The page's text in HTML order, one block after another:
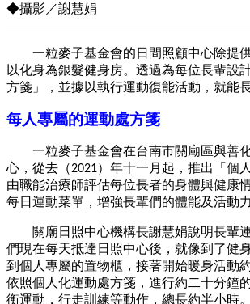
◆攝影／謝慧娟
一粒麥子基金會的日間照顧中心除提
以化身為銀髮健身房。透過為每位長輩設
方箋」，並據以執行運動復能活動，就能
每人專屬的運動處方箋
一粒麥子基金會在台南市關廟區與善
心，從去（2021）年十一月起，推出「個
由職能治療師評估每位長者的身體與健康
每日運動菜單，增強長輩們的體能及活動力
關廟日照中心機構長謝慧娟說明長輩
們現在每天抵達日照中心後，就像到了健
到個人專屬的置物櫃，接著開始暖身活動
依照個人化運動處方箋，進行約二十分鐘
衡運動，行走訓練等動作，總長約半小時。